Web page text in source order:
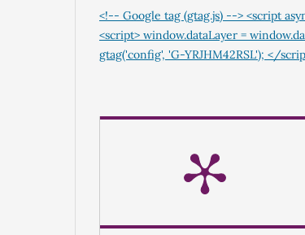
<!-- Google tag (gtag.js) --> <script
<script> window.dataLayer =
gtag('config', 'G-YRJHM42RSL'); </